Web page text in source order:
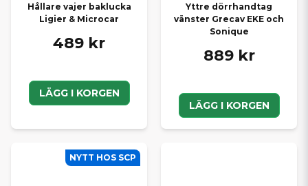
Hållare vajer baklucka
Ligier & Microcar
489 kr
LÄGG I KORGEN
Yttre dörrhandtag
vänster Grecav EKE och
Sonique
889 kr
LÄGG I KORGEN
NYTT HOS SCP